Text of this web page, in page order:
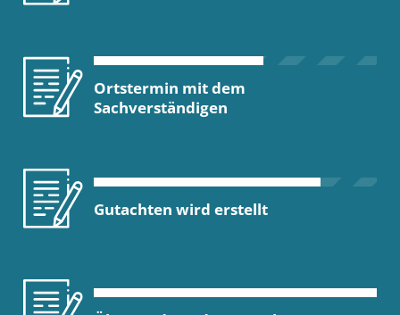
Ortstermin mit dem
Sachverständigen
Gutachten wird erstellt